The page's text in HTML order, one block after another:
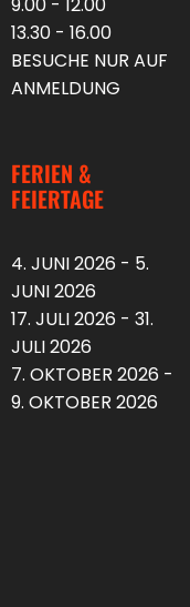
13.30 - 16.00
BESUCHE NUR AUF
ANMELDUNG
FERIEN &
FEIERTAGE
4. JUNI 2026 - 5.
JUNI 2026
17. JULI 2026 - 31.
JULI 2026
7. OKTOBER 2026 -
9. OKTOBER 2026